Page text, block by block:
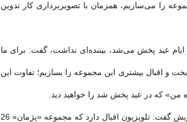
12 تا 15 این مجموعه را می‌سازیم، همزمان با تصویربرداری کار تدوین
ایام عید پخش می‌شد، بیننده‌ای نداشت،‌ گفت: برای ما
و اقبال بیشتری این مجموعه را بسازیم؛ تفاوت این
من» که در عید پخش شد را خواهید دید.
کریمی در بخش دیگری از گفت‌وگویش گفت: تلویزیون اقبال دارد که مجموعه «پژمان» 26